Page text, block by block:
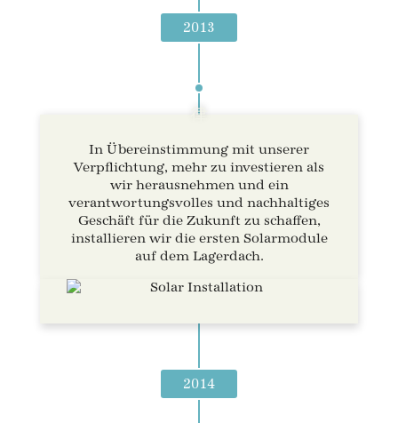
2013
In Übereinstimmung mit unserer
Verpflichtung, mehr zu investieren als
wir herausnehmen und ein
verantwortungsvolles und nachhaltiges
Geschäft für die Zukunft zu schaffen,
installieren wir die ersten Solarmodule
auf dem Lagerdach.
2014